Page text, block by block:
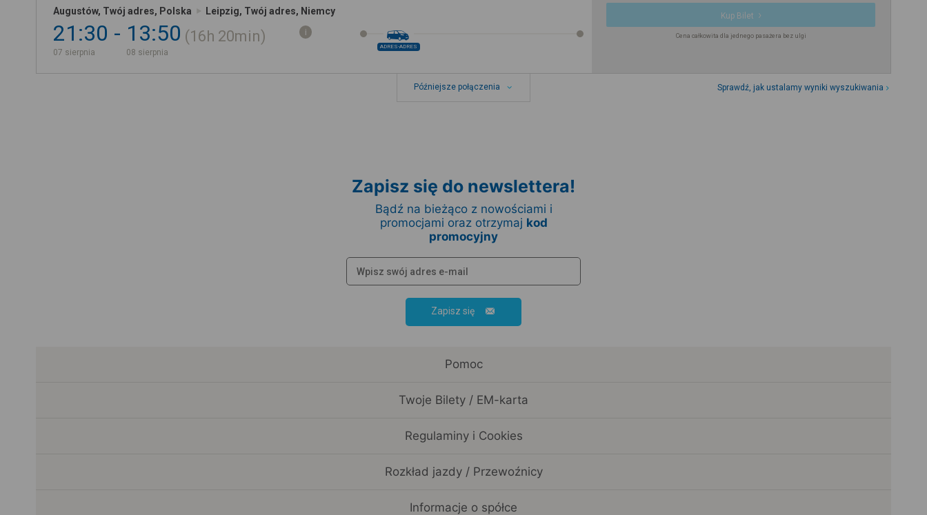
Augustów, Twój adres, Polska Leipzig, Twój adres, Niemcy
21:30
07 sierpnia
13:50
08 sierpnia
16h 20min
ADRES-ADRES
Kup Bilet
Cena całkowita dla jednego pasażera bez ulgi
Późniejsze połączenia Sprawdź, jak ustalamy wyniki wyszukiwania
Zapisz się do newslettera!
Bądź na bieżąco z nowościami i
promocjami oraz otrzymaj kod
promocyjny
Zapisz się
Pomoc
Twoje Bilety / EM-karta
Regulaminy i Cookies
Rozkład jazdy / Przewoźnicy
Informacje o spółce